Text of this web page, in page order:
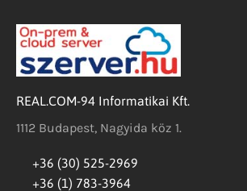
REAL.COM-94 Informatikai Kft.
1112 Budapest, Nagyida köz 1.
+36 (30) 525-2969
+36 (1) 783-3964